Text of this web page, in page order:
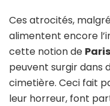
Ces atrocités,
alimentent encore
cette notion de
peuvent surgir dans
cimetière. Ceci fait
leur horreur, font